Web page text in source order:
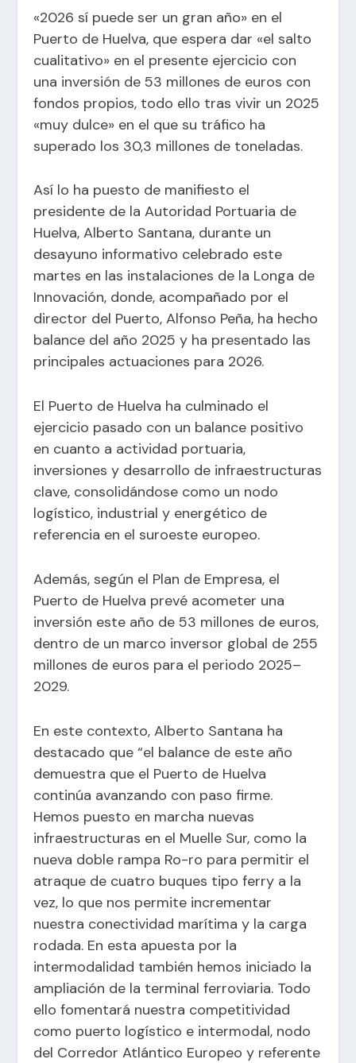
«2026 sí puede ser un gran año» en el
Puerto de Huelva, que espera dar «el salto
cualitativo» en el presente ejercicio con
una inversión de 53 millones de euros con
fondos propios, todo ello tras vivir un 2025
«muy dulce» en el que su tráfico ha
superado los 30,3 millones de toneladas.
Así lo ha puesto de manifiesto el
presidente de la Autoridad Portuaria de
Huelva, Alberto Santana, durante un
desayuno informativo celebrado este
martes en las instalaciones de la Longa de
Innovación, donde, acompañado por el
director del Puerto, Alfonso Peña, ha hecho
balance del año 2025 y ha presentado las
principales actuaciones para 2026.
El Puerto de Huelva ha culminado el
ejercicio pasado con un balance positivo
en cuanto a actividad portuaria,
inversiones y desarrollo de infraestructuras
clave, consolidándose como un nodo
logístico, industrial y energético de
referencia en el suroeste europeo.
Además, según el Plan de Empresa, el
Puerto de Huelva prevé acometer una
inversión este año de 53 millones de euros,
dentro de un marco inversor global de 255
millones de euros para el periodo 2025–
2029.
En este contexto, Alberto Santana ha
destacado que “el balance de este año
demuestra que el Puerto de Huelva
continúa avanzando con paso firme.
Hemos puesto en marcha nuevas
infraestructuras en el Muelle Sur, como la
nueva doble rampa Ro-ro para permitir el
atraque de cuatro buques tipo ferry a la
vez, lo que nos permite incrementar
nuestra conectividad marítima y la carga
rodada. En esta apuesta por la
intermodalidad también hemos iniciado la
ampliación de la terminal ferroviaria. Todo
ello fomentará nuestra competitividad
como puerto logístico e intermodal, nodo
del Corredor Atlántico Europeo y referente